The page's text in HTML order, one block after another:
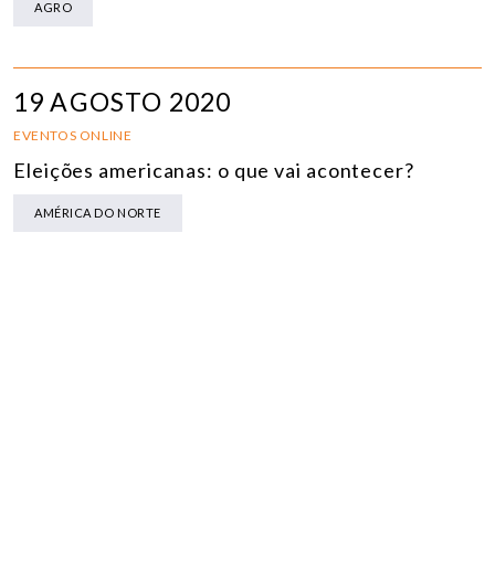
AGRO
19 AGOSTO 2020
EVENTOS ONLINE
Eleições americanas: o que vai acontecer?
AMÉRICA DO NORTE